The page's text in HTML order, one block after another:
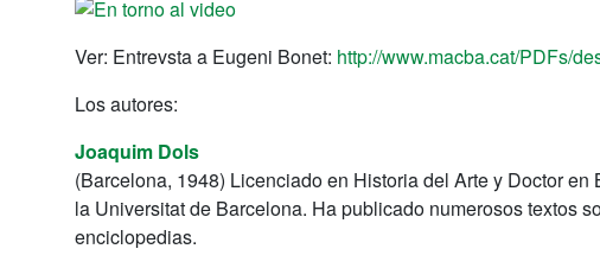
Ver: Entrevsta a Eugeni Bonet: http://www.macba.cat/PDFs/
Los autores:
Joaquim Dols
(Barcelona, 1948) Licenciado en Historia del Arte y Doctor
la Universitat de Barcelona. Ha publicado numerosos textos
enciclopedias.